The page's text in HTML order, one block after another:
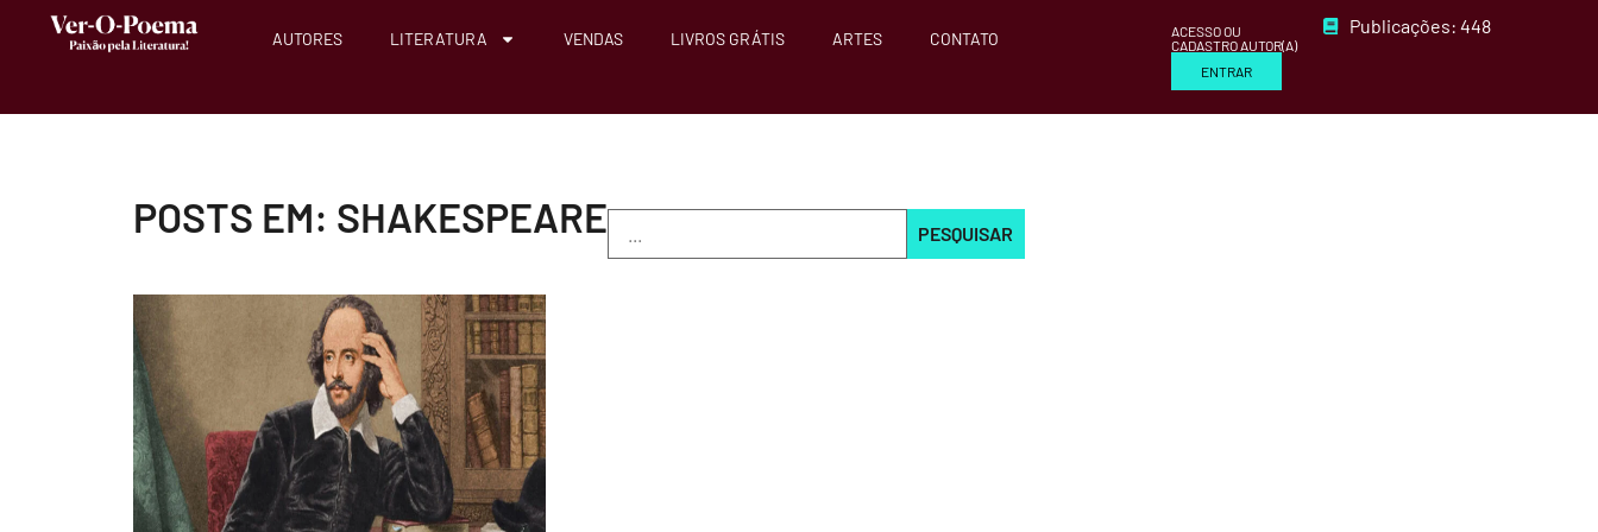
AUTORES LITERATURA VENDAS LIVROS GRÁTIS ARTES CONTATO
ACESSO OU
CADASTRO AUTOR(A)
ENTRAR
Publicações: 448
POSTS EM: SHAKESPEARE PESQUISAR